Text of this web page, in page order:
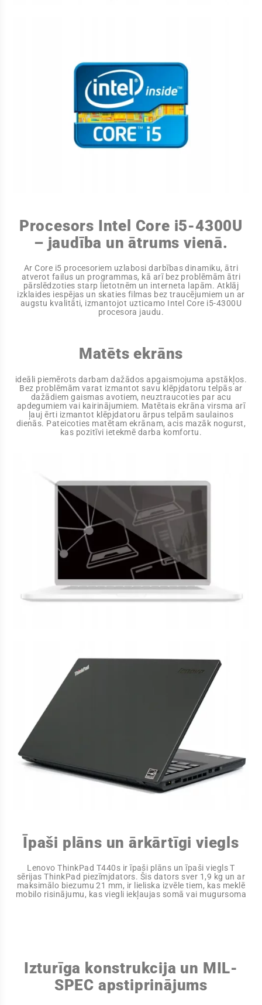
Procesors Intel Core i5-4300U
– jaudība un ātrums vienā.
Ar Core i5 procesoriem uzlabosi darbības dinamiku, ātri
atverot failus un programmas, kā arī bez problēmām ātri
pārslēdzoties starp lietotnēm un interneta lapām. Atklāj
izklaides iespējas un skaties filmas bez traucējumiem un ar
augstu kvalitāti, izmantojot uzticamo Intel Core i5-4300U
procesora jaudu.
Matēts ekrāns
ideāli piemērots darbam dažādos apgaismojuma apstākļos.
Bez problēmām varat izmantot savu klēpjdatoru telpās ar
dažādiem gaismas avotiem, neuztraucoties par acu
apdegumiem vai kairinājumiem. Matētais ekrāna virsma arī
ļauj ērti izmantot klēpjdatoru ārpus telpām saulainos
dienās. Pateicoties matētam ekrānam, acis mazāk nogurst,
kas pozitīvi ietekmē darba komfortu.
Īpaši plāns un ārkārtīgi viegls
Lenovo ThinkPad T440s ir īpaši plāns un īpaši viegls T
sērijas ThinkPad piezīmjdators. Šis dators sver 1,9 kg un ar
maksimālo biezumu 21 mm, ir lieliska izvēle tiem, kas meklē
mobilo risinājumu, kas viegli iekļaujas somā vai mugursoma
Izturīga konstrukcija un MIL-
SPEC apstiprinājums